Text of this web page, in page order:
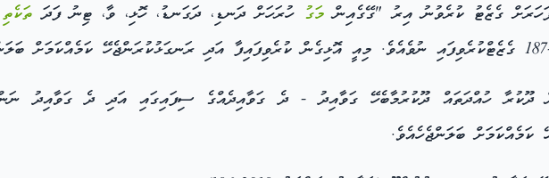
ގެޒެޓު ކުރެވުނު އިރު "ގޭގެއިންމަގު ހުރަހަށް ދަނޑި، ދަގަނޑު، ހޮޅި، ވާ، ޓިނު ފަދަތަކެތި
ހުއްދަތައް ދޫކުރުމާބެހޭ ގަވާއިދު - ދެ ގަވާއިދެއްގެ ސިފައިގައި އަދި ދެ ގަވާއިދު
ބަލަންޖެހެއެވެ.